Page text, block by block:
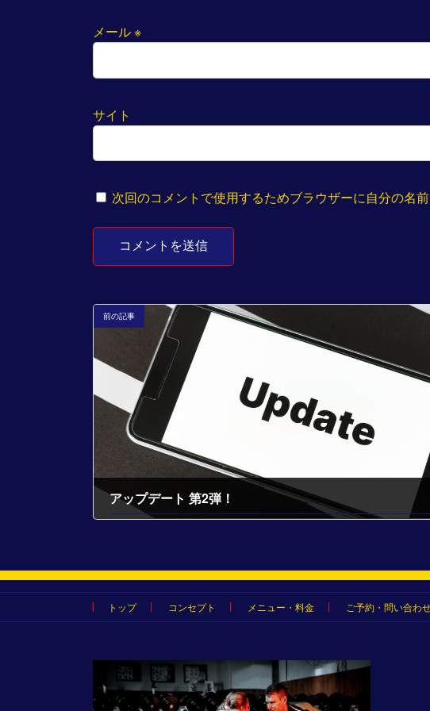
メール※
サイト
次回のコメントで使用するためブラウザーに自分の名
前の記事
アップデート 第2弾！
トップ コンセプト メニュー・料金 ご予約・問い合わ